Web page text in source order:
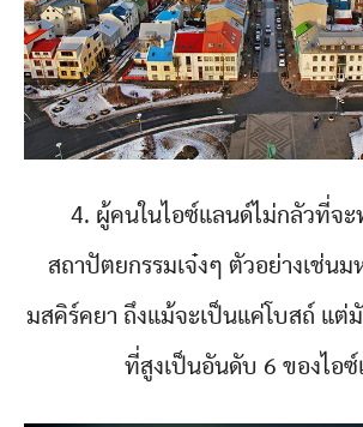
4. ผู้คนในไอซ์แลนด์ไม่กลัวที่จะ
สถาปัตยกรรมเจ๋งๆ ตัวอย่างเช่นม
มสคิร์คยา ถึงแม้จะเป็นแค่โบสถ์ แต่
ที่สูงเป็นอันดับ 6 ของไอ